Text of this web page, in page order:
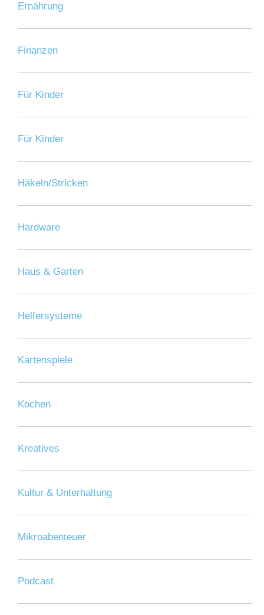
Ernährung
Finanzen
Für Kinder
Für Kinder
Häkeln/Stricken
Hardware
Haus & Garten
Helfersysteme
Kartenspiele
Kochen
Kreatives
Kultur & Unterhaltung
Mikroabenteuer
Podcast